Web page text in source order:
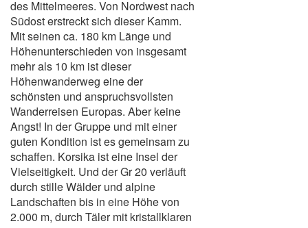
des Mittelmeeres. Von Nordwest nach
Südost erstreckt sich dieser Kamm.
Mit seinen ca. 180 km Länge und
Höhenunterschieden von insgesamt
mehr als 10 km ist dieser
Höhenwanderweg eine der
schönsten und anspruchsvollsten
Wanderreisen Europas. Aber keine
Angst! In der Gruppe und mit einer
guten Kondition ist es gemeinsam zu
schaffen. Korsika ist eine Insel der
Vielseitigkeit. Und der Gr 20 verläuft
durch stille Wälder und alpine
Landschaften bis in eine Höhe von
2.000 m, durch Täler mit kristallklaren